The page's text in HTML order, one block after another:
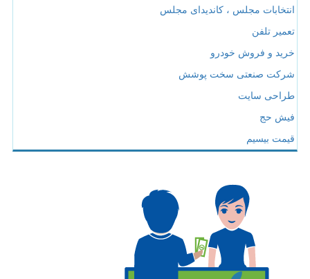
انتخابات مجلس ، کاندیدای مجلس
تعمیر تلفن
خرید و فروش خودرو
شرکت صنعتی سخت پوشش
طراحی سایت
فیش حج
قیمت بیسیم